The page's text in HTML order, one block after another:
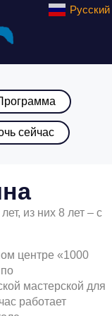
Русский
сейчас
из них 8 лет – с
центре «1000
мастерской для
работает